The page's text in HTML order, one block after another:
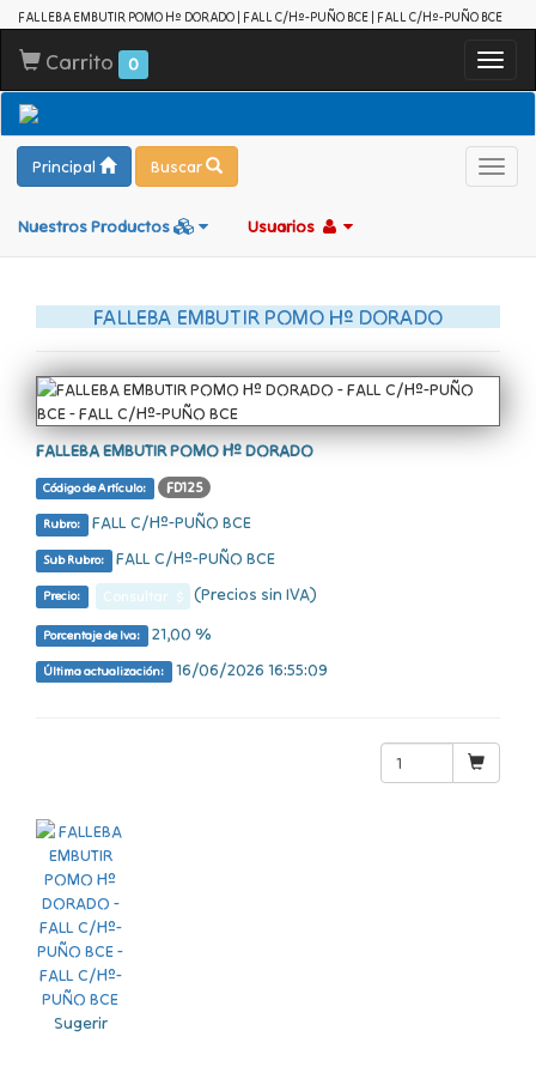
FALLEBA EMBUTIR POMO Hº DORADO | FALL C/Hº-PUÑO BCE | FALL C/Hº-PUÑO BCE
Carrito 0
Principal Buscar
Nuestros Productos Usuarios
FALLEBA EMBUTIR POMO Hº DORADO
FALLEBA EMBUTIR POMO Hº DORADO
Código de Artículo: FD125
Rubro: FALL C/Hº-PUÑO BCE
Sub Rubro: FALL C/Hº-PUÑO BCE
Precio: Consultar $ (Precios sin IVA)
Porcentaje de Iva: 21,00 %
Última actualización: 16/06/2026 16:55:09
Sugerir